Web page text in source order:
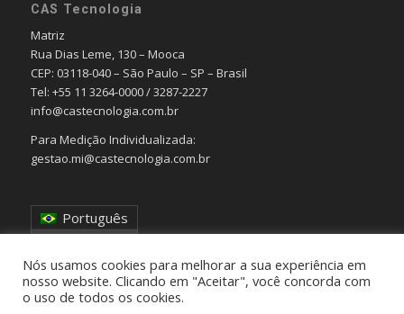
CAS Tecnologia
Matriz
Rua Dias Leme, 130 – Mooca
CEP: 03118-040 – São Paulo – SP – Brasil
Tel: +55 11 3264-0000 / 3287-2227
info@castecnologia.com.br
Para Medição Individualizada:
gestao.mi@castecnologia.com.br
Português
Nós usamos cookies para melhorar a sua experiência em
nosso website. Clicando em "Aceitar", você concorda com
o uso de todos os cookies.